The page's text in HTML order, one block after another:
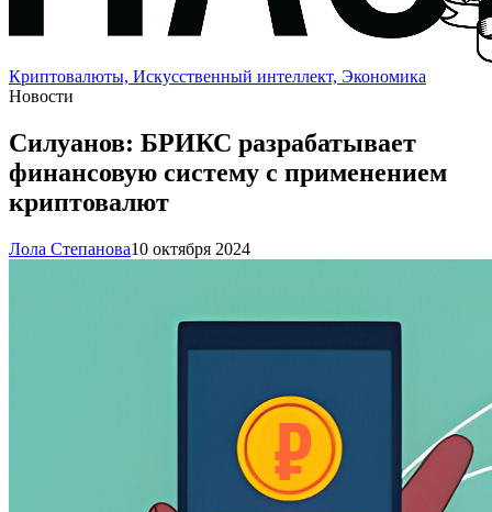
Криптовалюты, Искусственный интеллект, Экономика
Новости
Силуанов: БРИКС разрабатывает
финансовую систему с применением
криптовалют
Лола Степанова10 октября 2024